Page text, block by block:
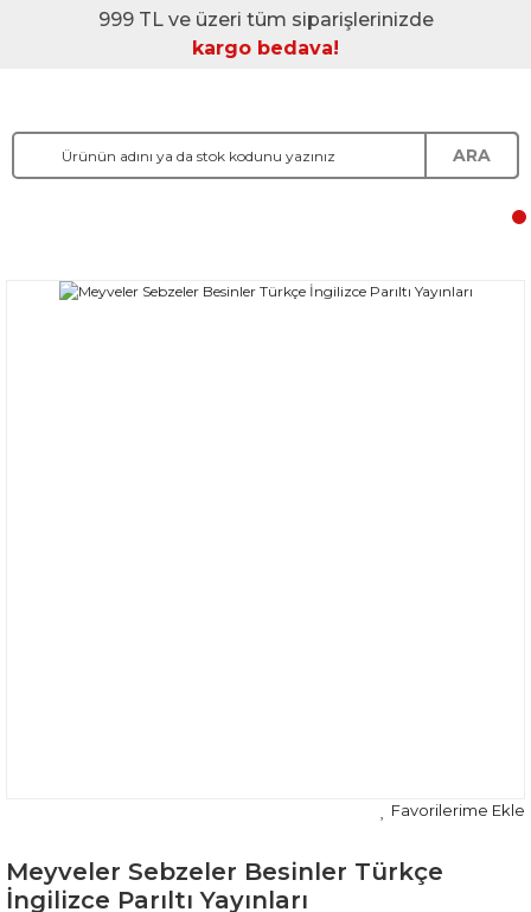
999 TL ve üzeri tüm siparişlerinizde
kargo bedava!
ARA
Meyveler Sebzeler Besinler Türkçe
İngilizce Parıltı Yayınları